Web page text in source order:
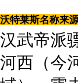
沃特莱斯名称来
汉武帝派
河西（今